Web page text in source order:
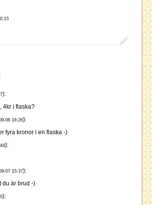
):
4kr i flaska?
06 16:26):
fyra kronor i en flaska -)
):
07 15:37):
du är brud -)
):